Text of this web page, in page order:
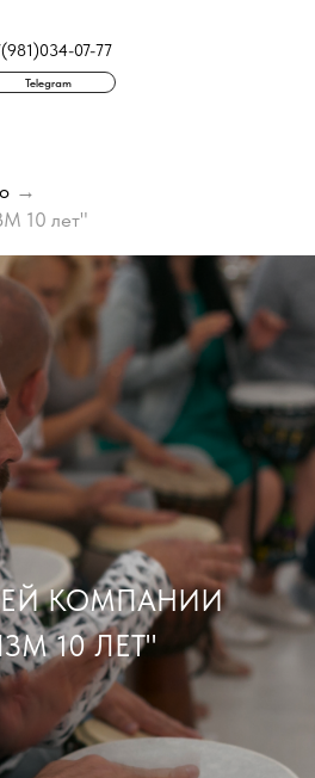
07-77
Telegram
→
10 лет"
КОМПАНИИ
10 ЛЕТ"